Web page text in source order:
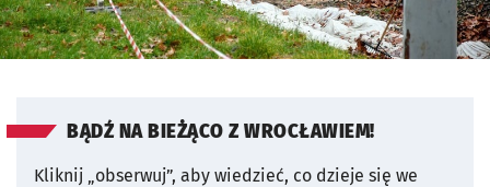
BĄDŹ NA BIEŻĄCO Z WROCŁAWIEM!
Kliknij „obserwuj”, aby wiedzieć, co dzieje się we